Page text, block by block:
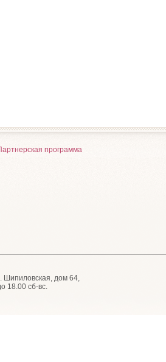
программа
Шипиловская, дом 64,
18.00 сб-вс.